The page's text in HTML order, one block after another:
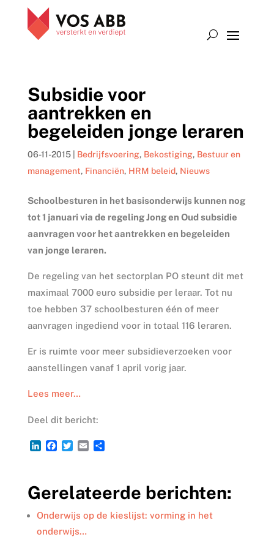
Subsidie voor
aantrekken en
begeleiden jonge leraren
06-11-2015| Bedrijfsvoering, Bekostiging, Bestuur en
management, Financiën, HRM beleid, Nieuws
Schoolbesturen in het basisonderwijs kunnen nog
tot 1 januari via de regeling Jong en Oud subsidie
aanvragen voor het aantrekken en begeleiden
van jonge leraren.
De regeling van het sectorplan PO steunt dit met
maximaal 7000 euro subsidie per leraar. Tot nu
toe hebben 37 schoolbesturen één of meer
aanvragen ingediend voor in totaal 116 leraren.
Er is ruimte voor meer subsidieverzoeken voor
aanstellingen vanaf 1 april vorig jaar.
Lees meer…
Deel dit bericht:
L
e
d
I
n
F
b
o
o
k
T
t
e
r
E
l
D
n
Gerelateerde berichten:
Onderwijs op de kieslijst: vorming in het
onderwijs…